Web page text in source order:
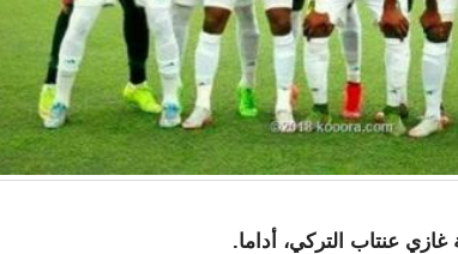
غازي عنتاب التركي، أداما.